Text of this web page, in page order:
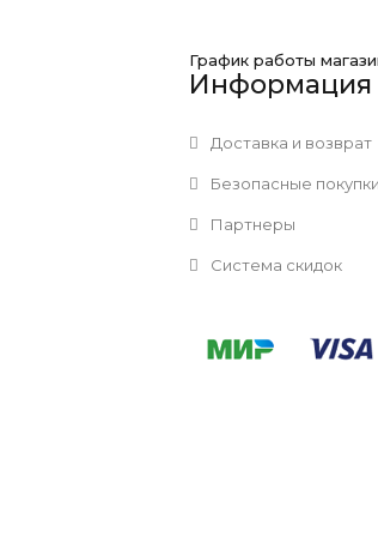
График работы
Информация
Доставка и возврат
Безопасные покупки
Партнеры
Система скидок